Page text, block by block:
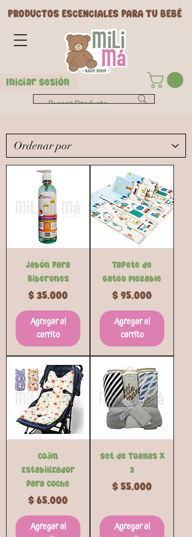
PRODUCTOS ESCENCIALES PARA TU BEBÉ
Iniciar Sesión
Jabón para
Biberones
Precio
$ 35.000
Agregar al
carrito
Tapete de
Gateo Plegable
Precio
$ 95.000
Agregar al
carrito
Cojín
Estabilizador
para Coche
Precio
$ 65.000
Agregar al
Set de Toallas x
3
Precio
$ 55.000
Agregar al